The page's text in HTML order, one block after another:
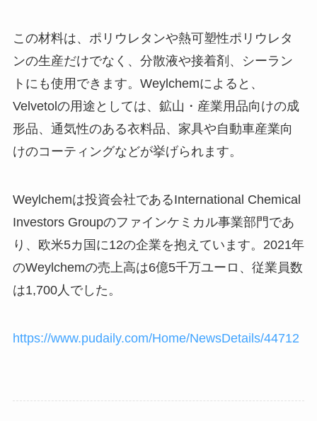
この材料は、ポリウレタンや熱可塑性ポリウレタ
ンの生産だけでなく、分散液や接着剤、シーラン
トにも使用できます。Weylchemによると、
Velvetolの用途としては、鉱山・産業用品向けの成
形品、通気性のある衣料品、家具や自動車産業向
けのコーティングなどが挙げられます。
Weylchemは投資会社であるInternational Chemical
Investors Groupのファインケミカル事業部門であ
り、欧米5カ国に12の企業を抱えています。2021年
のWeylchemの売上高は6億5千万ユーロ、従業員数
は1,700人でした。
https://www.pudaily.com/Home/NewsDetails/44712